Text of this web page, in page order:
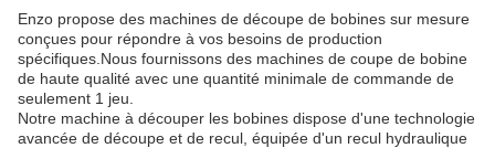
Enzo propose des machines de découpe de bobines sur mesure
conçues pour répondre à vos besoins de production
spécifiques.Nous fournissons des machines de coupe de bobine
de haute qualité avec une quantité minimale de commande de
seulement 1 jeu.
Notre machine à découper les bobines dispose d'une technologie
avancée de découpe et de recul, équipée d'un recul hydraulique